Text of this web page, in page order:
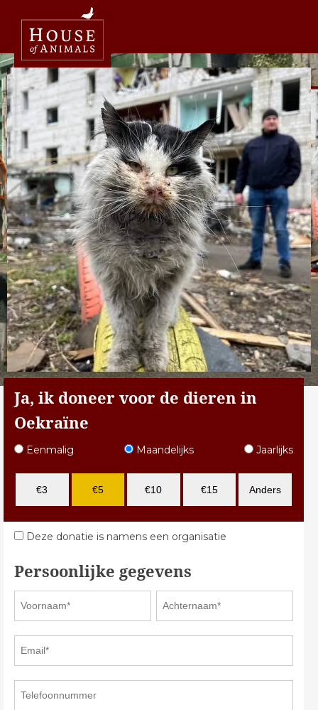
Ja, ik doneer voor de dieren in
Oekraïne
Eenmalig Maandelijks Jaarlijks
€3 €5 €10 €15 Anders
Deze donatie is namens een organisatie
Persoonlijke gegevens